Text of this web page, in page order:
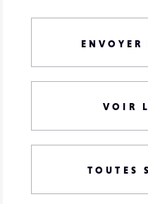
ENVOYER
VOIR
TOUTES